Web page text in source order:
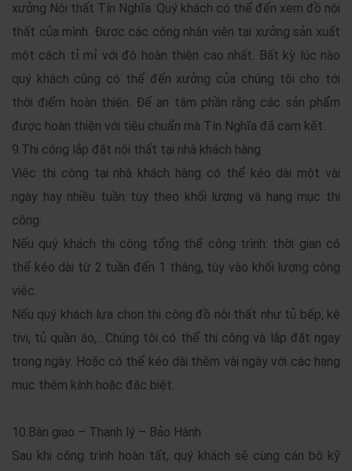
xưởng Nội thất Tín Nghĩa. Quý khách có thể đến xem đồ nội
thất của mình. Được các công nhân viên tại xưởng sản xuất
một cách tỉ mỉ với độ hoàn thiện cao nhất. Bất kỳ lúc nào
quý khách cũng có thể đến xưởng của chúng tôi cho tới
thời điểm hoàn thiện. Để an tâm phần rằng các sản phẩm
được hoàn thiện với tiêu chuẩn mà Tín Nghĩa đã cam kết.
9.Thi công lắp đặt nội thất tại nhà khách hàng
Việc thi công tại nhà khách hàng có thể kéo dài một vài
ngày hay nhiều tuần tùy theo khối lượng và hạng mục thi
công:
Nếu quý khách thi công tổng thể công trình: thời gian có
thể kéo dài từ 2 tuần đến 1 tháng, tùy vào khối lượng công
việc.
Nếu quý khách lựa chọn thi công đồ nội thất như tủ bếp, kệ
tivi, tủ quần áo,.. Chúng tôi có thể thi công và lắp đặt ngay
trong ngày. Hoặc có thể kéo dài thêm vài ngày với các hạng
mục thêm kính hoặc đặc biệt.
10.Bàn giao – Thanh lý – Bảo Hành
Sau khi công trình hoàn tất, quý khách sẽ cùng cán bộ kỹ